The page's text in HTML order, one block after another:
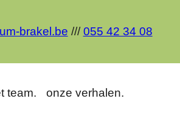
brakel.be ///055 42 34 08
team.
onze verhalen.